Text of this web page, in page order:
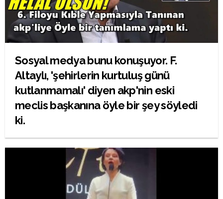
Sosyal medya bunu konuşuyor. F.
Altaylı, 'şehirlerin kurtuluş günü
kutlanmamalı' diyen akp'nin eski
meclis başkanına öyle bir şey söyledi
ki.